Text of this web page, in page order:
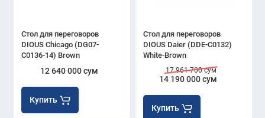
Стол для переговоров
DIOUS Chicago (DG07-
C0136-14) Brown
12 640 000 сум
Купить
Стол для переговоров
DIOUS Daier (DDE-C0132)
White-Brown
14 190 000 сум
17 961 700 сум
Купить